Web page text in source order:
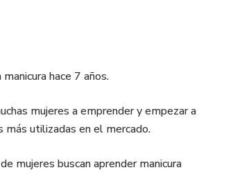
hace 7 años.
mujeres a emprender y empezar a
más utilizadas en el mercado.
mujeres buscan aprender manicura